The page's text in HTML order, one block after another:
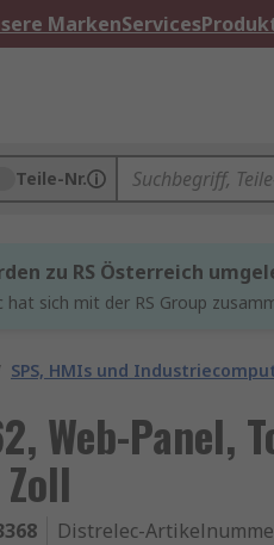
MarkenServices
Teile-Nr.
zu RS Österreich
hat sich mit der RS Group
SPS, HMIs und
Web-Panel,
Distrelec-